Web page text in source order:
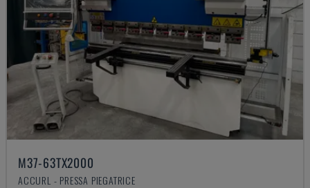
M37-63TX2000
ACCURL - PRESSA PIEGATRICE